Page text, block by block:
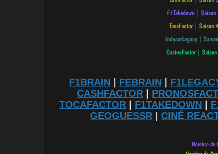
F1BRAIN FEBRAIN
CASHFACTOR
TOCAFACTOR
F1TAKEDOWN
GEOGUESSR| CINÉ